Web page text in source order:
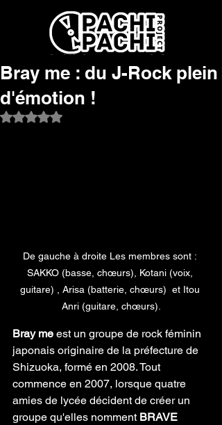
Bray me : du J-Rock plein
d'émotion !
Noté NaN étoiles sur 5.
De gauche à droite Les membres sont :
SAKKO (basse, chœurs), Kotani (voix,
guitare) , Arisa (batterie, chœurs)  et Itou
Anri (guitare, chœurs).
Bray me est un groupe de rock féminin
japonais originaire de la préfecture de
Shizuoka, formé en 2008. Tout
commence en 2007, lorsque quatre
amies de lycée décident de créer un
groupe qu'elles nomment BRAVE